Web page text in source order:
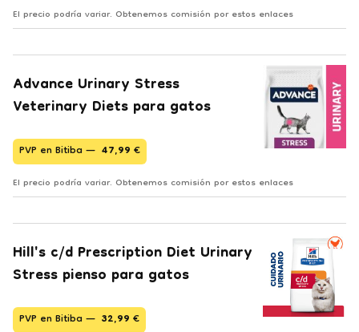
El precio podría variar. Obtenemos comisión por estos enlaces
Advance Urinary Stress
Veterinary Diets para gatos
PVP en Bitiba — 47,99€
El precio podría variar. Obtenemos comisión por estos enlaces
Hill's c/d Prescription Diet Urinary
Stress pienso para gatos
PVP en Bitiba — 32,99€